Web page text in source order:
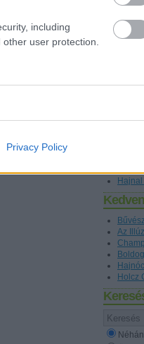
including
user protection.
Privacy Policy
brand
a
Az
Holcz